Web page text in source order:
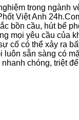
trong ngành
Việt Anh
bồn cầu, hút bể
mọi yêu cầu của
cố có thể xảy ra
luôn sẵn sàng có
chóng, triệt